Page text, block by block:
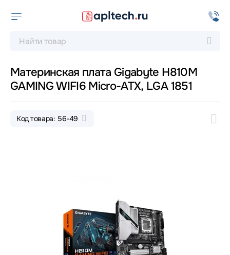
Материнская плата Gigabyte H810M
GAMING WIFI6 Micro-ATX, LGA 1851
Код товара: 56-49